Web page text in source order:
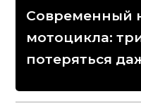
Современный
мотоцикла:
потеряться